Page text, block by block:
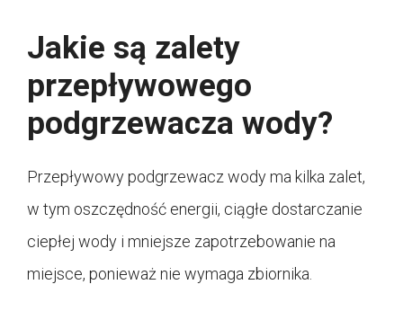
Jakie są zalety
przepływowego
podgrzewacza wody?
Przepływowy podgrzewacz wody ma kilka zalet,
w tym oszczędność energii, ciągłe dostarczanie
ciepłej wody i mniejsze zapotrzebowanie na
miejsce, ponieważ nie wymaga zbiornika.